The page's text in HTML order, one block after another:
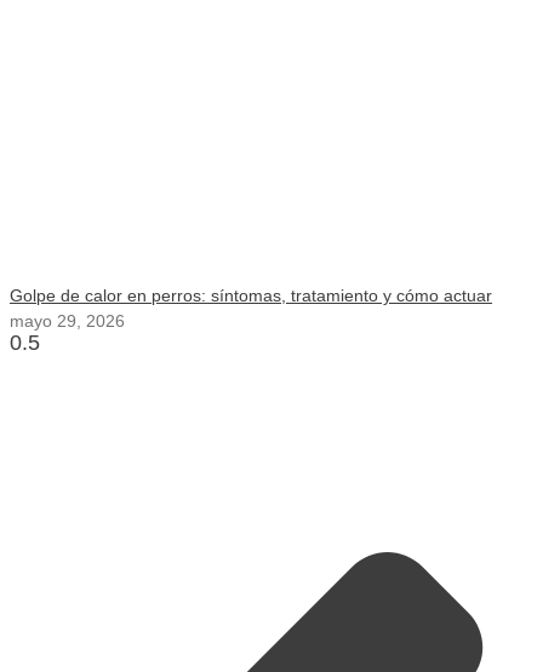
Golpe de calor en perros: síntomas, tratamiento y cómo actuar
mayo 29, 2026